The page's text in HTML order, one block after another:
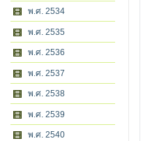
พ.ศ. 2534
พ.ศ. 2535
พ.ศ. 2536
พ.ศ. 2537
พ.ศ. 2538
พ.ศ. 2539
พ.ศ. 2540